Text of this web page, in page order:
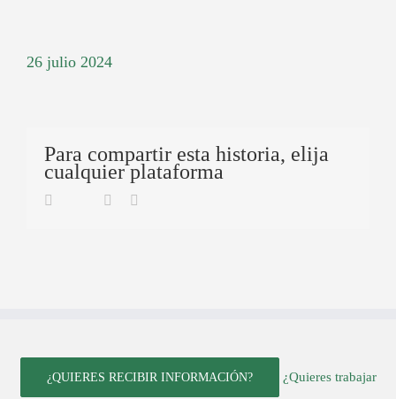
26 julio 2024
Para compartir esta historia, elija
cualquier plataforma
Facebook
TwitterLinkedin
¿QUIERES RECIBIR INFORMACIÓN? ¿Quieres trabajar